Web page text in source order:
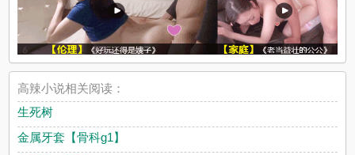
高辣小说相关阅读：
生死树
金属牙套【骨科g1】